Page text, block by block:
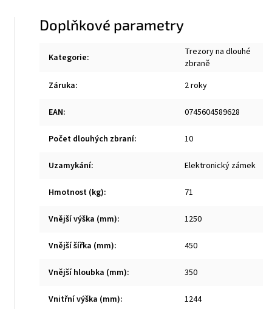
Doplňkové parametry
Kategorie:
Trezory na dlouhé
zbraně
Záruka: 2 roky
EAN: 0745604589628
Počet dlouhých zbraní: 10
Uzamykání: Elektronický zámek
Hmotnost (kg): 71
Vnější výška (mm): 1250
Vnější šířka (mm): 450
Vnější hloubka (mm): 350
Vnitřní výška (mm): 1244